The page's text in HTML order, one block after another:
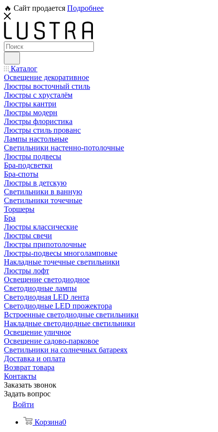
🔥 Сайт продается Подробнее
Каталог
Освещение декоративное
Люстры восточный стиль
Люстры с хрусталём
Люстры кантри
Люстры модерн
Люстры флористика
Люстры стиль прованс
Лампы настольные
Светильники настенно-потолочные
Люстры подвесы
Бра-подсветки
Бра-споты
Люстры в детскую
Светильники в ванную
Светильники точечные
Торшеры
Бра
Люстры классические
Люстры свечи
Люстры припотолочные
Люстры-подвесы многоламповые
Накладные точечные светильники
Люстры лофт
Освещение светодиодное
Светодиодные лампы
Светодиодная LED лента
Светодиодные LED прожектора
Встроенные светодиодные светильники
Накладные светодиодные светильники
Освещение уличное
Освещение садово-парковое
Светильники на солнечных батареях
Доставка и оплата
Возврат товара
Контакты
Заказать звонок
Задать вопрос
Войти
Корзина0